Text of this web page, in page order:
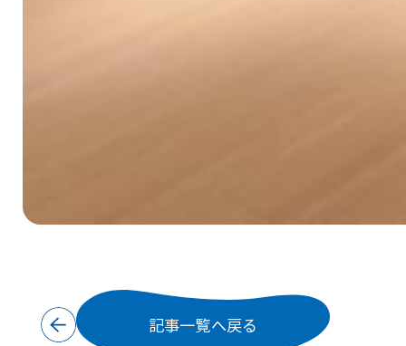
記事一覧へ戻る